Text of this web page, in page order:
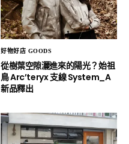
好物好店 GOODS
從樹葉空隙灑進來的陽光？始祖
鳥 Arc’teryx 支線 System_A
新品釋出